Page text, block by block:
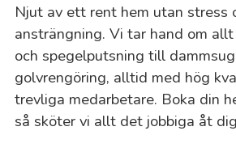
Njut av ett rent hem utan stress
ansträngning. Vi tar hand om
och spegelputsning till
golvrengöring, alltid med hög
trevliga medarbetare. Boka din
så sköter vi allt det jobbiga åt